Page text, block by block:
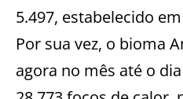
5.497, estabelecido
Por sua vez, o bioma
agora no mês até o